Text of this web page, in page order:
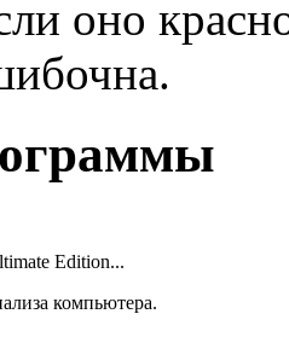
оно
Edition...
компьютера.